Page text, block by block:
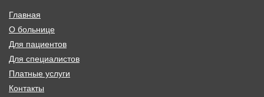
Главная
О больнице
Для пациентов
Для специалистов
Платные услуги
Контакты